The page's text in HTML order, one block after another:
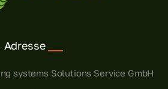
Adresse
systemsSolutions Service GmbH